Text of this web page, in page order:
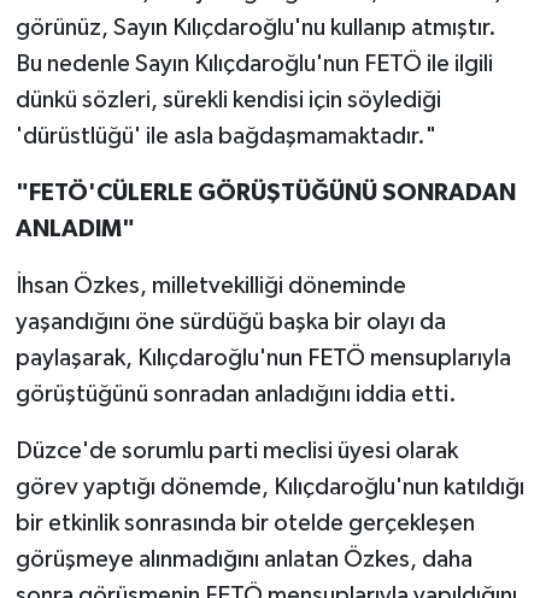
görünüz, Sayın Kılıçdaroğlu'nu kullanıp atmıştır.
Bu nedenle Sayın Kılıçdaroğlu'nun FETÖ ile ilgili
dünkü sözleri, sürekli kendisi için söylediği
'dürüstlüğü' ile asla bağdaşmamaktadır."
"FETÖ'CÜLERLE GÖRÜŞTÜĞÜNÜ SONRADAN
ANLADIM"
İhsan Özkes, milletvekilliği döneminde
yaşandığını öne sürdüğü başka bir olayı da
paylaşarak, Kılıçdaroğlu'nun FETÖ mensuplarıyla
görüştüğünü sonradan anladığını iddia etti.
Düzce'de sorumlu parti meclisi üyesi olarak
görev yaptığı dönemde, Kılıçdaroğlu'nun katıldığı
bir etkinlik sonrasında bir otelde gerçekleşen
görüşmeye alınmadığını anlatan Özkes, daha